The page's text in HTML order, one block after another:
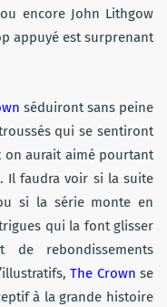
encore John Lithgow
appuyé est surprenant
séduiront sans peine
qui se sentiront
on aurait aimé pourtant
Il faudra voir si la suite
si la série monte en
qui la font glisser
rebondissements
The Crown se
à la grande histoire